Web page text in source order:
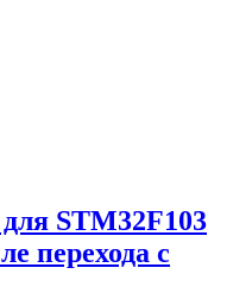
STM32F103
перехода с